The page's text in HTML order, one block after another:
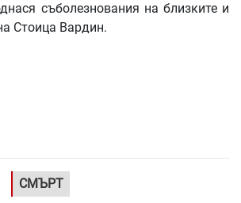
съболезнования на близките и
Стоица Вардин.
СМЪРТ